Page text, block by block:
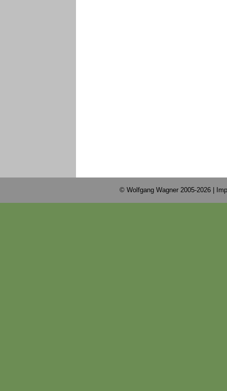
© Wolfgang Wagner 2005-2026 |